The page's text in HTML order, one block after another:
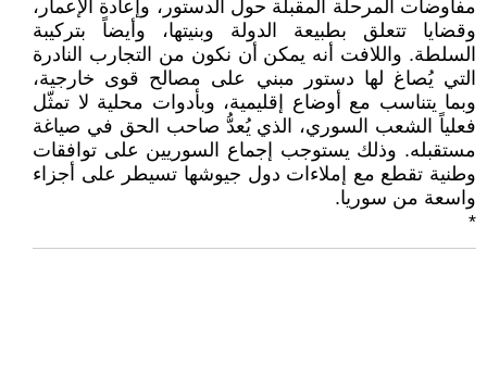
مفاوضات المرحلة المقبلة حول الدستور، وإعادة الإعمار،
وقضايا تتعلق بطبيعة الدولة وبنيتها، وأيضاً بتركيبة
السلطة. واللافت أنه يمكن أن نكون من التجارب النادرة
التي يُصاغ لها دستور مبني على مصالح قوى خارجية،
وبما يتناسب مع أوضاع إقليمية، وبأدوات محلية لا تمثّل
فعلياً الشعب السوري، الذي يُعدُّ صاحب الحق في صياغة
مستقبله. وذلك يستوجب إجماع السوريين على توافقات
وطنية تقطع مع إملاءات دول جيوشها تسيطر على أجزاء
واسعة من سوريا.
*